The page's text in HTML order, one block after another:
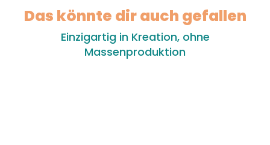
Das könnte dir auch gefallen
Einzigartig in Kreation, ohne
Massenproduktion